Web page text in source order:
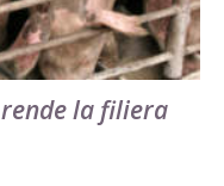
la filiera